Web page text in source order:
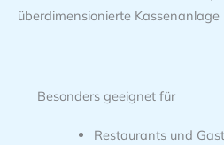
überdimensionierte
Besonders geeignet für
Restaurants und